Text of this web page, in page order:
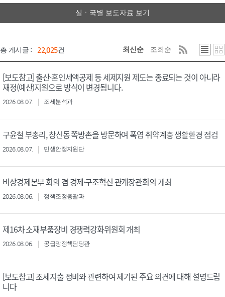
실ㆍ국별 보도자료 보기
총 게시글 : 22,025건 최신순 조회순
[보도참고] 출산·혼인세액공제 등 세제지원 제도는 종료되는 것이 아니라
재정(예산)지원으로 방식이 변경됩니다.
2026.08.07. 조세분석과
구윤철 부총리, 창신동 쪽방촌을 방문하여 폭염 취약계층 생활환경 점검
2026.08.07. 민생안정지원단
비상경제본부 회의 겸 경제·구조혁신 관계장관회의 개최
2026.08.06. 정책조정총괄과
제16차 소재부품장비 경쟁력강화위원회 개최
2026.08.06. 공급망정책담당관
[보도참고] 조세지출 정비와 관련하여 제기된 주요 의견에 대해 설명드립
니다